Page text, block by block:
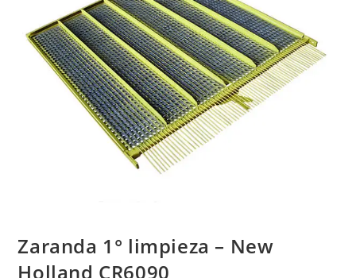
Zaranda 1° limpieza – New
Holland CR6090